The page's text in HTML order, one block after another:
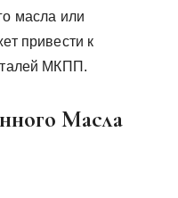
масла или
привести к
МКПП.
Масла